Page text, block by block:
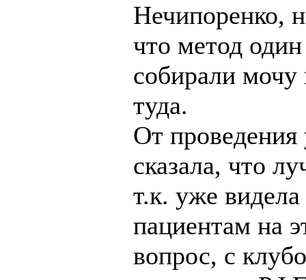
Нечипоренко,
что метод
собирали
туда.
От проведения
сказала, что
т.к. уже
пациентам на
вопрос, с